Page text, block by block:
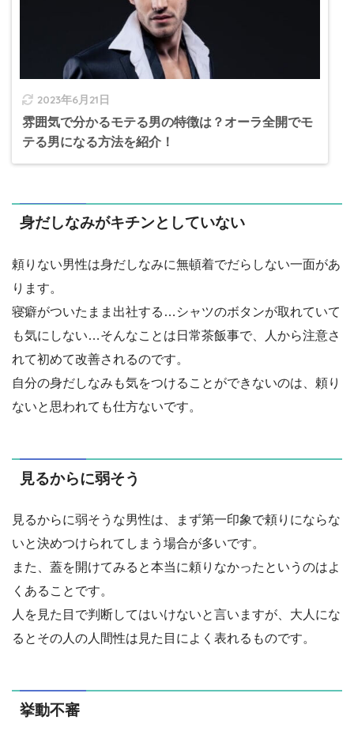
2023年6月21日
雰囲気で分かるモテる男の特徴は？オーラ全開でモ
テる男になる方法を紹介！
身だしなみがキチンとしていない
頼りない男性は身だしなみに無頓着でだらしない一面があ
ります。
寝癖がついたまま出社する…シャツのボタンが取れていて
も気にしない…そんなことは日常茶飯事で、人から注意さ
れて初めて改善されるのです。
自分の身だしなみも気をつけることができないのは、頼り
ないと思われても仕方ないです。
見るからに弱そう
見るからに弱そうな男性は、まず第一印象で頼りにならな
いと決めつけられてしまう場合が多いです。
また、蓋を開けてみると本当に頼りなかったというのはよ
くあることです。
人を見た目で判断してはいけないと言いますが、大人にな
るとその人の人間性は見た目によく表れるものです。
挙動不審